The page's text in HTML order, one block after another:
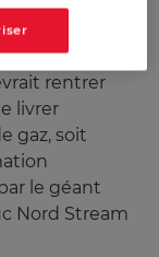
un trajet
de 10
rentrer
livrer
gaz, soit
le géant
Nord Stream